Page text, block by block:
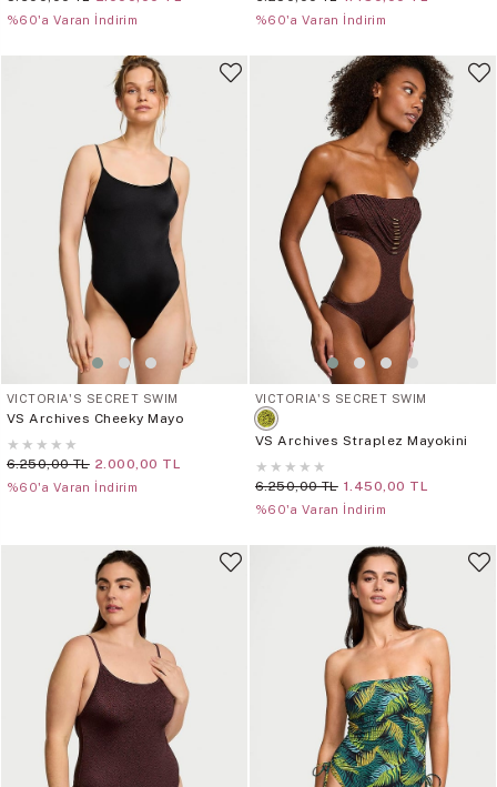
%60'a Varan İndirim %60'a Varan İndirim
VICTORIA'S SECRET SWIM
VS Archives Cheeky Mayo
★ ★ ★ ★ ★
6.250,00 TL 2.000,00 TL
%60'a Varan İndirim
VICTORIA'S SECRET SWIM
VS Archives Straplez Mayokini
★ ★ ★ ★ ★
6.250,00 TL 1.450,00 TL
%60'a Varan İndirim